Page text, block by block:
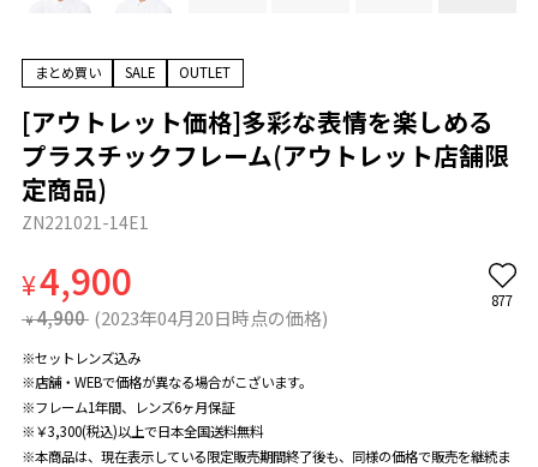
まとめ買い SALE OUTLET
[アウトレット価格]多彩な表情を楽しめる
プラスチックフレーム(アウトレット店舗限
定商品)
ZN221021-14E1
¥4,900
¥ 4,900 (2023年04月20日時点の価格)
877
※セットレンズ込み
※店舗・WEBで価格が異なる場合がこざいます。
※フレーム1年間、レンズ6ヶ月保証
※￥3,300(税込)以上で日本全国送料無料
※本商品は、現在表示している限定販売期間終了後も、同様の価格で販売を継続ま